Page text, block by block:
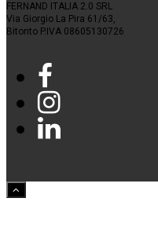
FERNAND ITALIA 2.0 SRL
Via Giorgio La Pira 61/63,
Bitonto P.IVA 08605130726